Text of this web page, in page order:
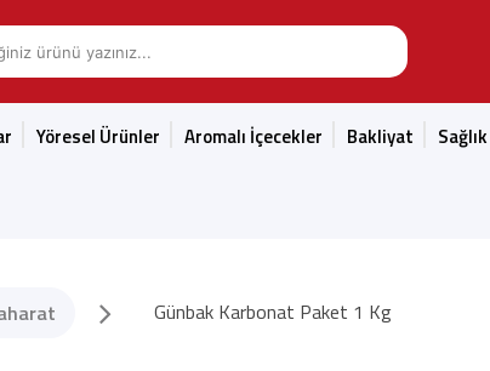
Yöresel Ürünler Aromalı İçecekler Bakliyat
Günbak Karbonat Paket 1 Kg